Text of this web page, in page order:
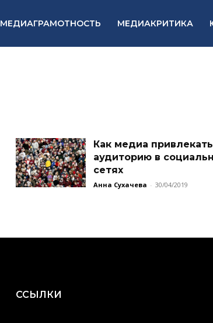
МЕДИАГРАМОТНОСТЬ МЕДИАКРИТИКА
Как медиа привлекать
аудиторию в
сетях
Анна Сухачева - 30/04/2019
ССЫЛКИ